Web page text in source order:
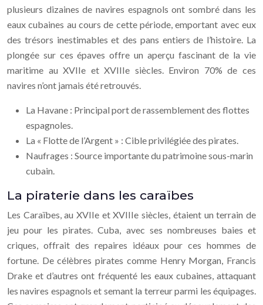
plusieurs dizaines de navires espagnols ont sombré dans les
eaux cubaines au cours de cette période, emportant avec eux
des trésors inestimables et des pans entiers de l’histoire. La
plongée sur ces épaves offre un aperçu fascinant de la vie
maritime au XVIIe et XVIIIe siècles. Environ 70% de ces
navires n’ont jamais été retrouvés.
La Havane : Principal port de rassemblement des flottes
espagnoles.
La « Flotte de l’Argent » : Cible privilégiée des pirates.
Naufrages : Source importante du patrimoine sous-marin
cubain.
La piraterie dans les caraïbes
Les Caraïbes, au XVIIe et XVIIIe siècles, étaient un terrain de
jeu pour les pirates. Cuba, avec ses nombreuses baies et
criques, offrait des repaires idéaux pour ces hommes de
fortune. De célèbres pirates comme Henry Morgan, Francis
Drake et d’autres ont fréquenté les eaux cubaines, attaquant
les navires espagnols et semant la terreur parmi les équipages.